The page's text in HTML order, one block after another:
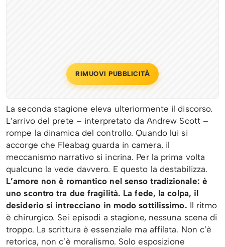
RIMUOVI PUBBLICITÀ
La seconda stagione eleva ulteriormente il discorso.
L’arrivo del prete – interpretato da Andrew Scott –
rompe la dinamica del controllo. Quando lui si
accorge che Fleabag guarda in camera, il
meccanismo narrativo si incrina. Per la prima volta
qualcuno la vede davvero. E questo la destabilizza.
L’amore non è romantico nel senso tradizionale: è
uno scontro tra due fragilità. La fede, la colpa, il
desiderio si intrecciano in modo sottilissimo. Il ritmo
è chirurgico. Sei episodi a stagione, nessuna scena di
troppo. La scrittura è essenziale ma affilata. Non c’è
retorica, non c’è moralismo. Solo esposizione